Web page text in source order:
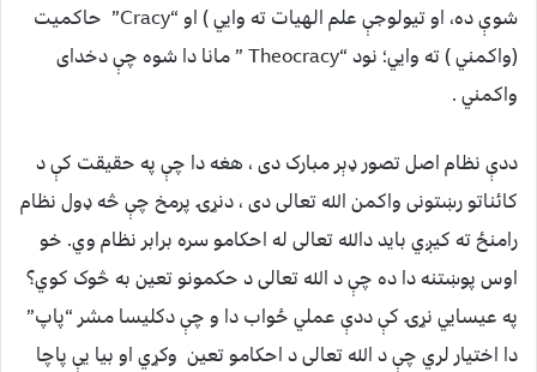
شوې ده، او تيولوجې علم الهيات ته وايي ) او “Cracy” حاکميت
(واکمني ) ته وايي؛ نود “Theocracy ” مانا دا شوه چې دخدای
واکمني .
ددې نظام اصل تصور ډېر مبارک دی ، هغه دا چې په حقيقت کې د
کائناتو رښتونی واکمن الله تعالی دی ، دنړۍ پرمخ چې څه ډول نظام
رامنځ ته کيږي بايد دالله تعالی له احکامو سره برابر نظام وي. خو
اوس پوښتنه دا ده چې د الله تعالی د حکمونو تعين به څوک کوي؟
په عيسايي نړۍ کې ددې عملي ځواب دا و چې دکليسا مشر “پاپ”
دا اختيار لري چې د الله تعالی د احکامو تعين وکړي او بيا يې پاچا